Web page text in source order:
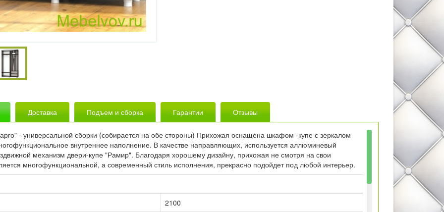
Доставка Подъем и сборка Гарантии Отзывы
- универсальной сборки (собирается на обе стороны) Прихожая оснащена шкафом -купе с зеркалом
внутреннее наполнение. В качестве направляющих, используется аллюминевый
механизм двери-купе "Рамир". Благодаря хорошему дизайну, прихожая не смотря на свои
многофункциональной, а современный стиль исполнения, прекрасно подойдет под любой интерьер.
2100